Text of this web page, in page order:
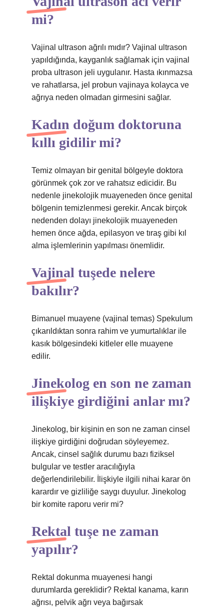
mi?
Vajinal ultrason ağrılı mıdır? Vajinal ultrason
yapıldığında, kayganlık sağlamak için vajinal
proba ultrason jeli uygulanır. Hasta ıkınmazsa
ve rahatlarsa, jel probun vajinaya kolayca ve
ağrıya neden olmadan girmesini sağlar.
Kadın doğum doktoruna
kıllı gidilir mi?
Temiz olmayan bir genital bölgeyle doktora
görünmek çok zor ve rahatsız edicidir. Bu
nedenle jinekolojik muayeneden önce genital
bölgenin temizlenmesi gerekir. Ancak birçok
nedenden dolayı jinekolojik muayeneden
hemen önce ağda, epilasyon ve tıraş gibi kıl
alma işlemlerinin yapılması önemlidir.
Vajinal tuşede nelere
bakılır?
Bimanuel muayene (vajinal temas) Spekulum
çıkarıldıktan sonra rahim ve yumurtalıklar ile
kasık bölgesindeki kitleler elle muayene
edilir.
Jinekolog en son ne zaman
ilişkiye girdiğini anlar mı?
Jinekolog, bir kişinin en son ne zaman cinsel
ilişkiye girdiğini doğrudan söyleyemez.
Ancak, cinsel sağlık durumu bazı fiziksel
bulgular ve testler aracılığıyla
değerlendirilebilir. İlişkiyle ilgili nihai karar ön
karardır ve gizliliğe saygı duyulur. Jinekolog
bir komite raporu verir mi?
Rektal tuşe ne zaman
yapılır?
Rektal dokunma muayenesi hangi
durumlarda gereklidir? Rektal kanama, karın
ağrısı, pelvik ağrı veya bağırsak